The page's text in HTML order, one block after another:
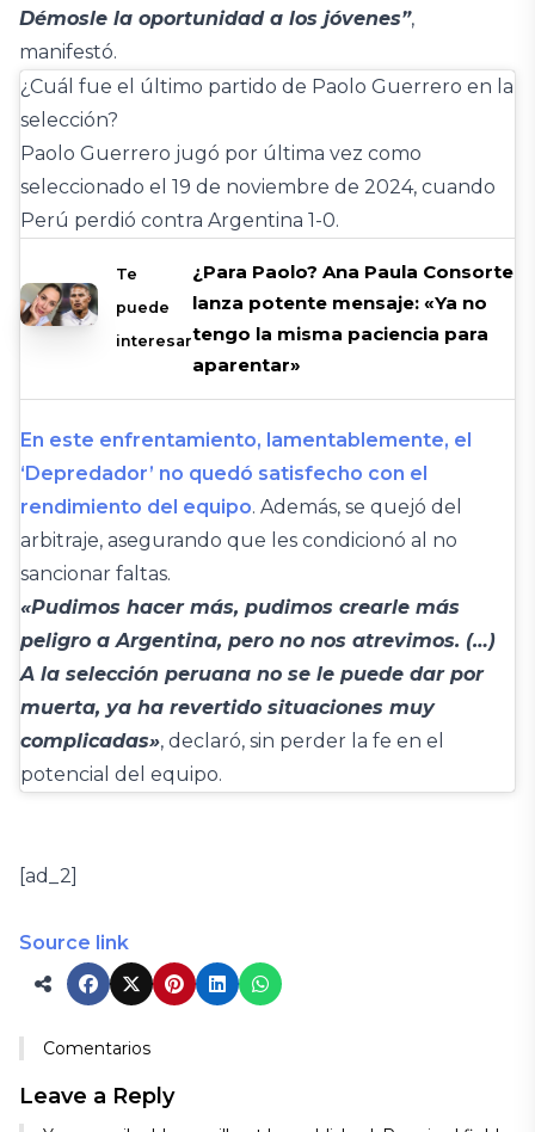
Démosle la oportunidad a los jóvenes”,
manifestó.
¿Cuál fue el último partido de Paolo Guerrero en la
selección?
Paolo Guerrero jugó por última vez como
seleccionado el 19 de noviembre de 2024, cuando
Perú perdió contra Argentina 1-0.
Te
puede
interesar
¿Para Paolo? Ana Paula Consorte
lanza potente mensaje: «Ya no
tengo la misma paciencia para
aparentar»
En este enfrentamiento, lamentablemente, el
‘Depredador’ no quedó satisfecho con el
rendimiento del equipo. Además, se quejó del
arbitraje, asegurando que les condicionó al no
sancionar faltas.
«Pudimos hacer más, pudimos crearle más
peligro a Argentina, pero no nos atrevimos. (…)
A la selección peruana no se le puede dar por
muerta, ya ha revertido situaciones muy
complicadas», declaró, sin perder la fe en el
potencial del equipo.
[ad_2]
Source link
Comentarios
Leave a Reply